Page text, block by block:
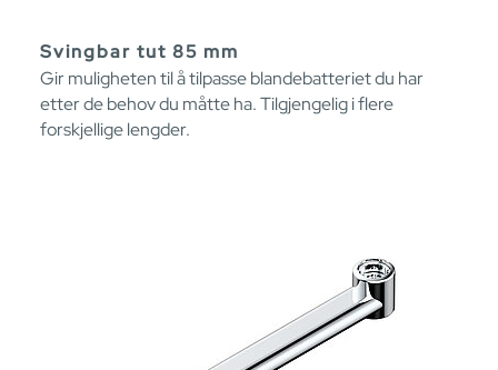
Svingbar tut 85 mm
Gir muligheten til å tilpasse blandebatteriet du har
etter de behov du måtte ha. Tilgjengelig i flere
forskjellige lengder.